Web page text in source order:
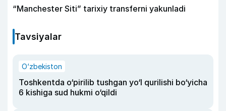
“Manchester Siti” tarixiy transferni yakunladi
Tavsiyalar
O‘zbekiston
Toshkentda o‘pirilib tushgan yo‘l qurilishi bo‘yicha
6 kishiga sud hukmi o‘qildi